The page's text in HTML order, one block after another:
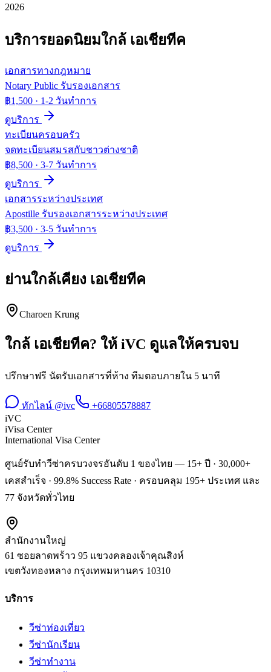
2026
บริการยอดนิยมใกล้ เอเชียทีค
เอกสารทางกฎหมาย
Notary Public รับรองเอกสาร
฿1,500 · 1-2 วันทำการ
ดูบริการ
ทะเบียนครอบครัว
จดทะเบียนสมรสกับชาวต่างชาติ
฿8,500 · 3-7 วันทำการ
ดูบริการ
เอกสารระหว่างประเทศ
Apostille รับรองเอกสารระหว่างประเทศ
฿3,500 · 3-5 วันทำการ
ดูบริการ
ย่านใกล้เคียง เอเชียทีค
Charoen Krung
ใกล้ เอเชียทีค? ให้ iVC ดูแลให้ครบจบ
ปรึกษาฟรี นัดรับเอกสารที่ห้าง ทีมตอบภายใน 5 นาที
ทักไลน์ @ivc
+66805578887
iVC
iVisa Center
International Visa Center
ศูนย์รับทำวีซ่าครบวงจรอันดับ 1 ของไทย — 15+ ปี · 30,000+
เคสสำเร็จ · 99.8% Success Rate · ครอบคลุม 195+ ประเทศ และ
77 จังหวัดทั่วไทย
สำนักงานใหญ่
61 ซอยลาดพร้าว 95 แขวงคลองเจ้าคุณสิงห์
เขตวังทองหลาง กรุงเทพมหานคร 10310
บริการ
วีซ่าท่องเที่ยว
วีซ่านักเรียน
วีซ่าทำงาน